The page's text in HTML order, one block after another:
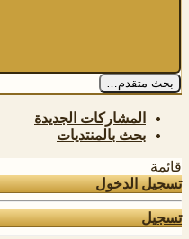
بحث متقدم…
المشاركات الجديدة
بحث بالمنتديات
قائمة
تسجيل الدخول
تسجيل